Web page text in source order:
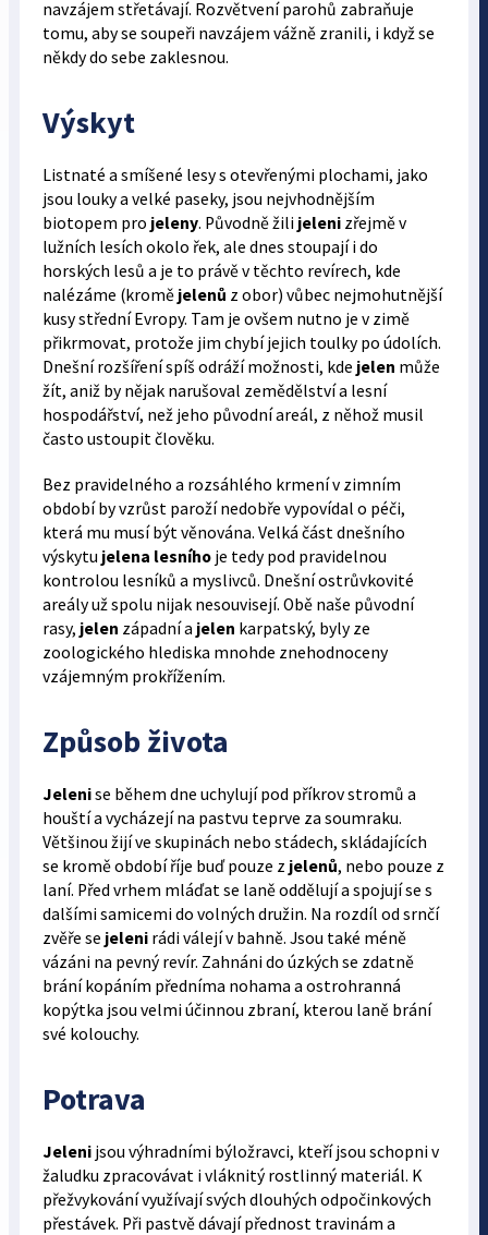
navzájem střetávají. Rozvětvení parohů zabraňuje
tomu, aby se soupeři navzájem vážně zranili, i když se
někdy do sebe zaklesnou.
Výskyt
Listnaté a smíšené lesy s otevřenými plochami, jako
jsou louky a velké paseky, jsou nejvhodnějším
biotopem pro jeleny. Původně žili jelenizřejmě v
lužních lesích okolo řek, ale dnes stoupají i do
horských lesů a je to právě v těchto revírech, kde
nalézáme (kromě jelenů z obor) vůbec nejmohutnější
kusy střední Evropy. Tam je ovšem nutno je v zimě
přikrmovat, protože jim chybí jejich toulky po údolích.
Dnešní rozšíření spíš odráží možnosti, kde jelen může
žít, aniž by nějak narušoval zemědělství a lesní
hospodářství, než jeho původní areál, z něhož musil
často ustoupit člověku.
Bez pravidelného a rozsáhlého krmení v zimním
období by vzrůst paroží nedobře vypovídal o péči,
která mu musí být věnována. Velká část dnešního
výskytu jelena lesníhoje tedy pod pravidelnou
kontrolou lesníků a myslivců. Dnešní ostrůvkovité
areály už spolu nijak nesouvisejí. Obě naše původní
rasy, jelen západní a jelen karpatský, byly ze
zoologického hlediska mnohde znehodnoceny
vzájemným prokřížením.
Způsob života
Jelenise během dne uchylují pod příkrov stromů a
houští a vycházejí na pastvu teprve za soumraku.
Většinou žijí ve skupinách nebo stádech, skládajících
se kromě období říje buď pouze z jelenů, nebo pouze z
laní. Před vrhem mláďat se laně oddělují a spojují se s
dalšími samicemi do volných družin. Na rozdíl od srnčí
zvěře se jelenirádi válejí v bahně. Jsou také méně
vázáni na pevný revír. Zahnáni do úzkých se zdatně
brání kopáním předníma nohama a ostrohranná
kopýtka jsou velmi účinnou zbraní, kterou laně brání
své kolouchy.
Potrava
Jelenijsou výhradními býložravci, kteří jsou schopni v
žaludku zpracovávat i vláknitý rostlinný materiál. K
přežvykování využívají svých dlouhých odpočinkových
přestávek. Při pastvě dávají přednost travinám a